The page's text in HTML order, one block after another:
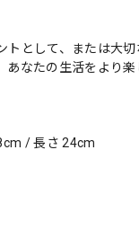
トとして、または大
あなたの生活をより楽
/ 長さ 24cm